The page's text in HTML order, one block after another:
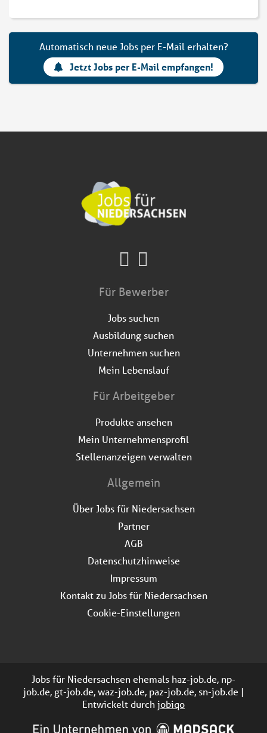
Automatisch neue Jobs per E-Mail erhalten?
Jetzt Jobs per E-Mail empfangen!
Für Bewerber
Jobs suchen
Ausbildung suchen
Unternehmen suchen
Mein Lebenslauf
Für Arbeitgeber
Produkte ansehen
Mein Unternehmensprofil
Stellenanzeigen verwalten
Allgemein
Über Jobs für Niedersachsen
Partner
AGB
Datenschutzhinweise
Impressum
Kontakt zu Jobs für Niedersachsen
Cookie-Einstellungen
Jobs für Niedersachsen ehemals haz-job.de, np-
job.de, gt-job.de, waz-job.de, paz-job.de, sn-job.de |
Entwickelt durchjobiqo